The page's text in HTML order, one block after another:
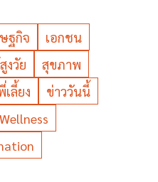
ฐกิจ
เอกชน
งวัย
สุขภาพ
เลี้ยง
ข่าววันนี้